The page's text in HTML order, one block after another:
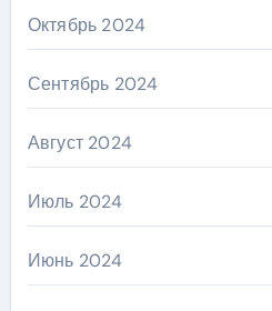
Октябрь 2024
Сентябрь 2024
Август 2024
Июль 2024
Июнь 2024